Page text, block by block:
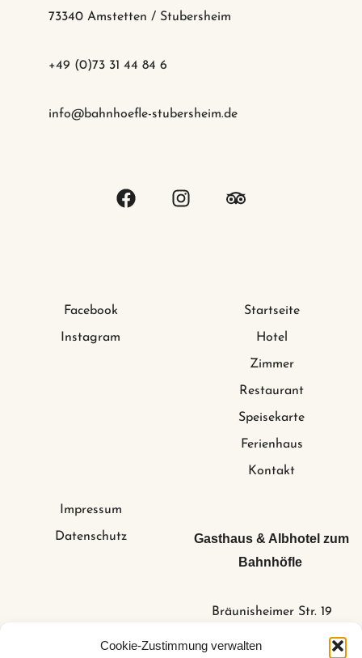
Cookie-Zustimmung verwalten
73340 Amstetten / Stubersheim
+49 (0)73 31 44 84 6
info@bahnhoefle-stubersheim.de
Facebook
Instagram
Startseite
Hotel
Zimmer
Restaurant
Speisekarte
Ferienhaus
Kontakt
Impressum
Datenschutz
Gasthaus & Albhotel zum
Bahnhöfle
Bräunisheimer Str. 19